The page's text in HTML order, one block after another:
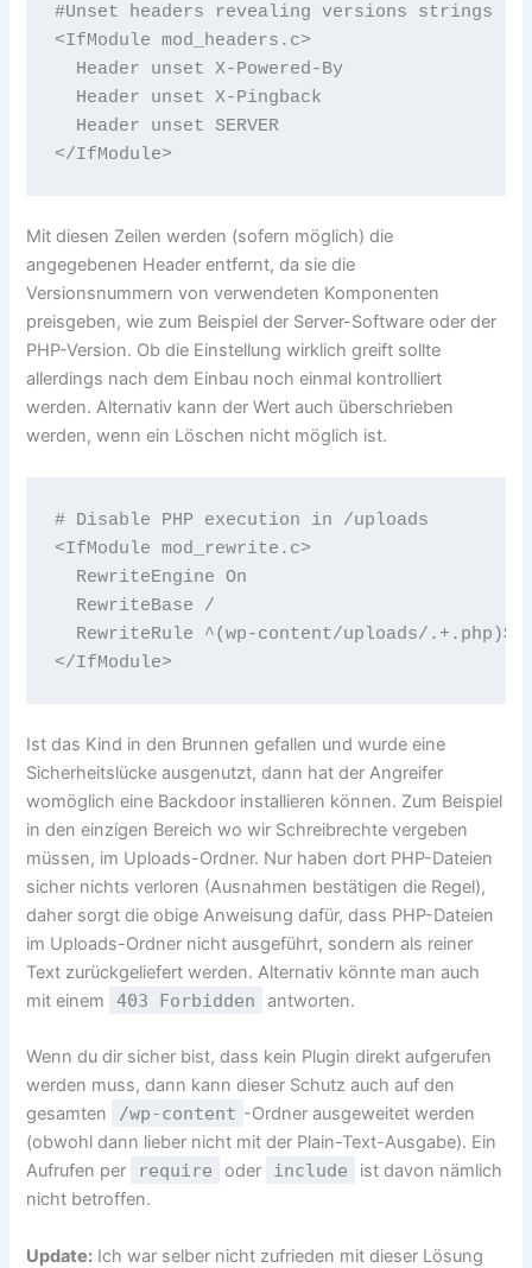
#Unset headers revealing versions strings
<IfModule mod_headers.c>
  Header unset X-Powered-By
  Header unset X-Pingback
  Header unset SERVER
Mit diesen Zeilen werden (sofern möglich) die
angegebenen Header entfernt, da sie die
Versionsnummern von verwendeten Komponenten
preisgeben, wie zum Beispiel der Server-Software oder der
PHP-Version. Ob die Einstellung wirklich greift sollte
allerdings nach dem Einbau noch einmal kontrolliert
werden. Alternativ kann der Wert auch überschrieben
werden, wenn ein Löschen nicht möglich ist.
# Disable PHP execution in /uploads
<IfModule mod_rewrite.c>
  RewriteEngine On
  RewriteBase /
RewriteRule ^(wp-content/uploads/.+.php)$
</IfModule>
Ist das Kind in den Brunnen gefallen und wurde eine
Sicherheitslücke ausgenutzt, dann hat der Angreifer
womöglich eine Backdoor installieren können. Zum Beispiel
in den einzigen Bereich wo wir Schreibrechte vergeben
müssen, im Uploads-Ordner. Nur haben dort PHP-Dateien
sicher nichts verloren (Ausnahmen bestätigen die Regel),
daher sorgt die obige Anweisung dafür, dass PHP-Dateien
im Uploads-Ordner nicht ausgeführt, sondern als reiner
Text zurückgeliefert werden. Alternativ könnte man auch
mit einem
403 Forbidden antworten.
Wenn du dir sicher bist, dass kein Plugin direkt aufgerufen
werden muss, dann kann dieser Schutz auch auf den
gesamten
/wp-content -Ordner ausgeweitet werden
(obwohl dann lieber nicht mit der Plain-Text-Ausgabe). Ein
Aufrufen per
require oder include
ist davon nämlich
nicht betroffen.
Update: Ich war selber nicht zufrieden mit dieser Lösung